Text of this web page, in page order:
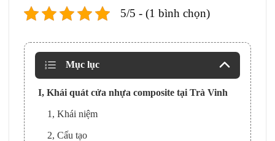
5/5 - (1 bình chọn)
Mục lục
I, Khái quát cửa nhựa composite tại Trà Vinh
1, Khái niệm
2, Cấu tạo